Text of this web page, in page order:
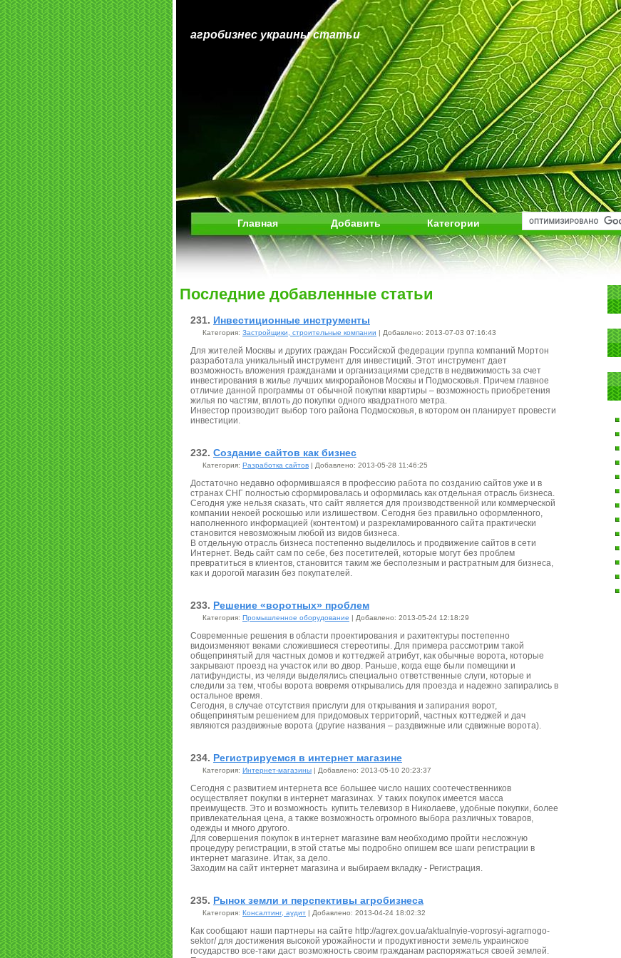
агробизнес украины статьи
Главная Добавить Категории
Последние добавленные статьи
231. Инвестиционные инструменты
Категория: Застройщики, строительные компании | Добавлено: 2013-07-03 07:16:43
Для жителей Москвы и других граждан Российской федерации группа компаний Мортон
разработала уникальный инструмент для инвестиций. Этот инструмент дает
возможность вложения гражданами и организациями средств в недвижимость за счет
инвестирования в жилье лучших микрорайонов Москвы и Подмосковья. Причем главное
отличие данной программы от обычной покупки квартиры – возможность приобретения
жилья по частям, вплоть до покупки одного квадратного метра.
Инвестор производит выбор того района Подмосковья, в котором он планирует провести
инвестиции.
232. Создание сайтов как бизнес
Категория: Разработка сайтов | Добавлено: 2013-05-28 11:46:25
Достаточно недавно оформившаяся в профессию работа по созданию сайтов уже и в
странах СНГ полностью сформировалась и оформилась как отдельная отрасль бизнеса.
Сегодня уже нельзя сказать, что сайт является для производственной или коммерческой
компании некоей роскошью или излишеством. Сегодня без правильно оформленного,
наполненного информацией (контентом) и разрекламированного сайта практически
становится невозможным любой из видов бизнеса.
В отдельную отрасль бизнеса постепенно выделилось и продвижение сайтов в сети
Интернет. Ведь сайт сам по себе, без посетителей, которые могут без проблем
превратиться в клиентов, становится таким же бесполезным и растратным для бизнеса,
как и дорогой магазин без покупателей.
233. Решение «воротных» проблем
Категория: Промышленное оборудование | Добавлено: 2013-05-24 12:18:29
Современные решения в области проектирования и рахитектуры постепенно
видоизменяют веками сложившиеся стереотипы. Для примера рассмотрим такой
общепринятый для частных домов и коттеджей атрибут, как обычные ворота, которые
закрывают проезд на участок или во двор. Раньше, когда еще были помещики и
латифундисты, из челяди выделялись специально ответственные слуги, которые и
следили за тем, чтобы ворота вовремя открывались для проезда и надежно запирались в
остальное время.
Сегодня, в случае отсутствия прислуги для открывания и запирания ворот,
общепринятым решением для придомовых территорий, частных коттеджей и дач
являются раздвижные ворота (другие названия – раздвижные или сдвижные ворота).
234. Регистрируемся в интернет магазине
Категория: Интернет-магазины | Добавлено: 2013-05-10 20:23:37
Сегодня с развитием интернета все большее число наших соотечественников
осуществляет покупки в интернет магазинах. У таких покупок имеется масса
преимуществ. Это и возможность купить телевизор в Николаеве, удобные покупки, более
привлекательная цена, а также возможность огромного выбора различных товаров,
одежды и много другого.
Для совершения покупок в интернет магазине вам необходимо пройти несложную
процедуру регистрации, в этой статье мы подробно опишем все шаги регистрации в
интернет магазине. Итак, за дело.
Заходим на сайт интернет магазина и выбираем вкладку - Регистрация.
235. Рынок земли и перспективы агробизнеса
Категория: Консалтинг, аудит | Добавлено: 2013-04-24 18:02:32
Как сообщают наши партнеры на сайте http://agrex.gov.ua/aktualnyie-voprosyi-agrarnogo-
sektor/ для достижения высокой урожайности и продуктивности земель украинское
государство все-таки даст возможность своим гражданам распоряжаться своей землей.